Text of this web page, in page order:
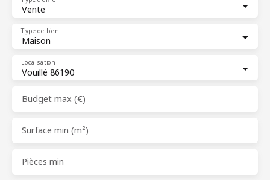
Vente
Maison
Type de bien
Vouillé 86190
Localisation
Budget max (€)
Surface min (m²)
Pièces min